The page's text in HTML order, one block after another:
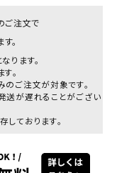
ご注文で
。
ります。
。
ご注文が対象です。
が遅れることがござい
ております。